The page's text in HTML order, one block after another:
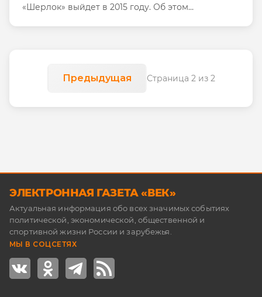
«Шерлок» выйдет в 2015 году. Об этом
Предыдущая Страница 2 из 2
ЭЛЕКТРОННАЯ ГАЗЕТА «ВЕК»
Актуальная информация обо всех значимых событиях
политической, экономической, общественной и
спортивной жизни России и зарубежья.
МЫ В СОЦСЕТЯХ